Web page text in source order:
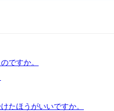
ですか。
たほうがいいですか。